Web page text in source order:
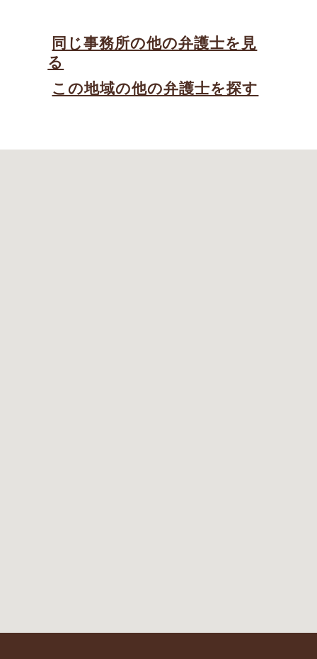
同じ事務所の他の弁護士を見
る
この地域の他の弁護士を探す